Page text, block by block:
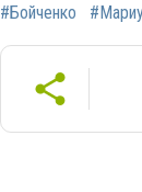
#Бойченко